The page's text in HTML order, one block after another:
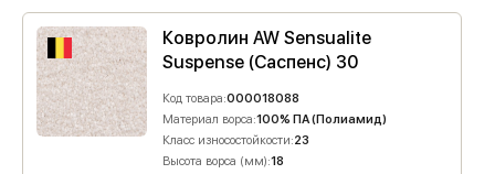
Ковролин AW Sensualite
Suspense (Саспенс) 30
Код товара:000018088
Материал ворса:100% ПА (Полиамид)
Класс износостойкости:23
Высота ворса (мм):18